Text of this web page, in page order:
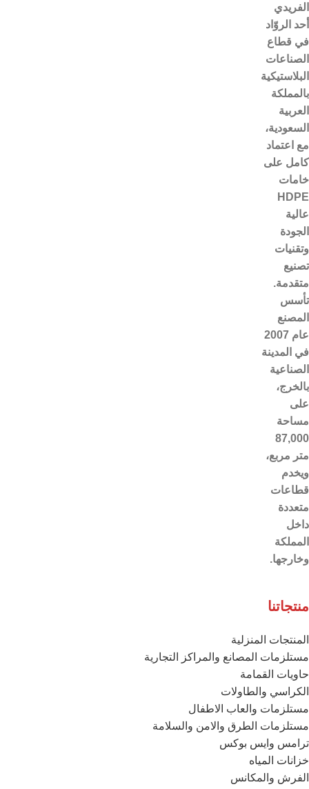
الفريدي
أحد الروّاد
في قطاع
الصناعات
البلاستيكية
بالمملكة
العربية
السعودية،
مع اعتماد
كامل على
خامات
HDPE
عالية
الجودة
وتقنيات
تصنيع
متقدمة.
تأسس
المصنع
عام 2007
في المدينة
الصناعية
بالخرج،
على
مساحة
87,000
متر مربع،
ويخدم
قطاعات
متعددة
داخل
المملكة
وخارجها.
منتجاتنا
المنتجات المنزلية
مستلزمات المصانع والمراكز التجارية
حاويات القمامة
الكراسي والطاولات
مستلزمات والعاب الاطفال
مستلزمات الطرق والامن والسلامة
ترامس وايس بوكس
خزانات المياه
الفرش والمكانس